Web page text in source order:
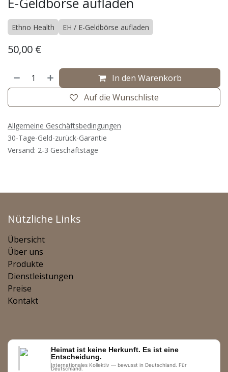
Ethno Health EH / E-Geldbörse aufladen
50,00 €
In den Warenkorb
Auf die Wunschliste
Allgemeine Geschäftsbedingungen
30-Tage-Geld-zurück-Garantie
Versand: 2-3 Geschäftstage
Nützliche Links
Übersicht
Über uns
Produkte
Dienstleistungen
Preise
Kontakt
Heimat ist keine Herkunft. Es ist eine
Entscheidung.
Internationales Kollektiv — bewusst in Deutschland. Für
Deutschland.